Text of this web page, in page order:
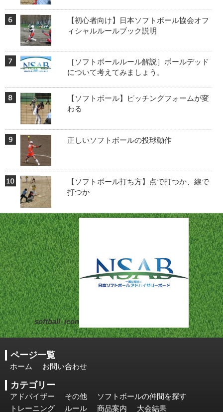
【初心者向け】日本ソフトボール協会オフ
ィシャルルールブック説明
［ソフトボールルール解説］ボールデッド
について考えてみましょう。
【ソフトボール】ピッチングフォームが変
わる
正しいソフトボールの投球動作
【ソフトボール打ち方】点で打つか、線で
打つか
softball_icon
ページ一覧
ホーム お問い合わせ
カテゴリー
アドバイザー その他
ソフトボールの仲間を探す
トレーニング
ルール 商品案内 大会結果